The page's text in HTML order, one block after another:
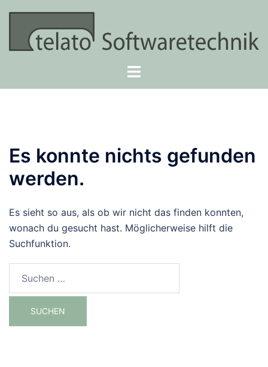
springen
Menü
Es konnte nichts gefunden
werden.
Es sieht so aus, als ob wir nicht das finden konnten,
wonach du gesucht hast. Möglicherweise hilft die
Suchfunktion.